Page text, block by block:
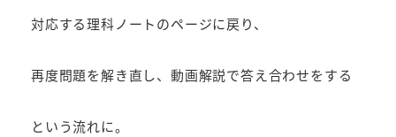
対応する理科ノートのページに戻り、
再度問題を解き直し、動画解説で答え合わせをする
という流れに。